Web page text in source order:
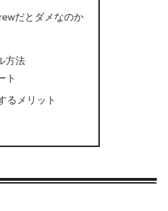
だとダメなのか
方法
ト
るメリット